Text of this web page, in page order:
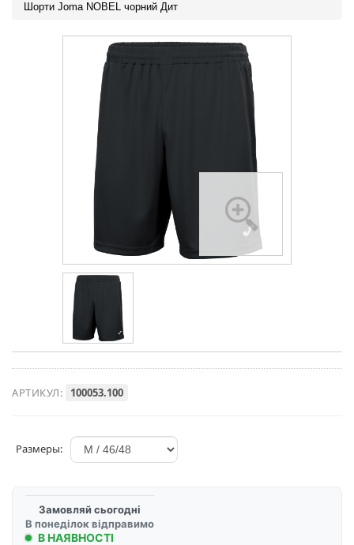
Шорти Joma NOBEL чорний Дит
АРТИКУЛ: 100053.100
Размеры:
Замовляй сьогодні
В понеділок відправимо
В НАЯВНОСТІ